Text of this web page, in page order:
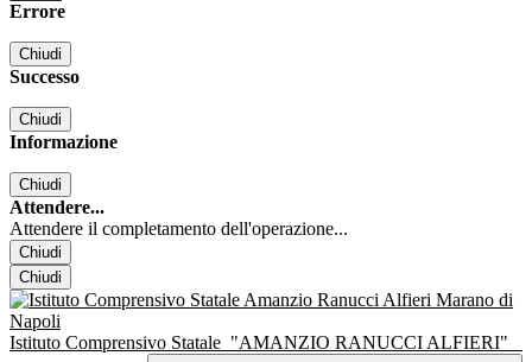
Errore
Chiudi
Successo
Chiudi
Informazione
Chiudi
Attendere...
Attendere il completamento dell'operazione...
Chiudi
Chiudi
Istituto Comprensivo Statale "AMANZIO RANUCCI ALFIERI"